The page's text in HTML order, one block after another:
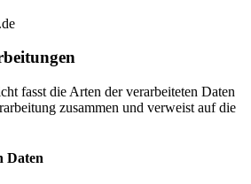
fasst die Arten der verarbeiteten Daten
zusammen und verweist auf die
Daten